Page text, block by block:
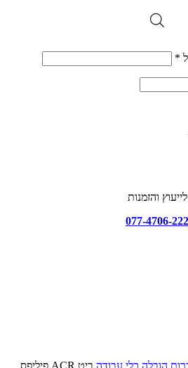
*
לייעוץ והזמנות
077-4706-222
הובלה כלי עבודה
ביט ACR פיליפס